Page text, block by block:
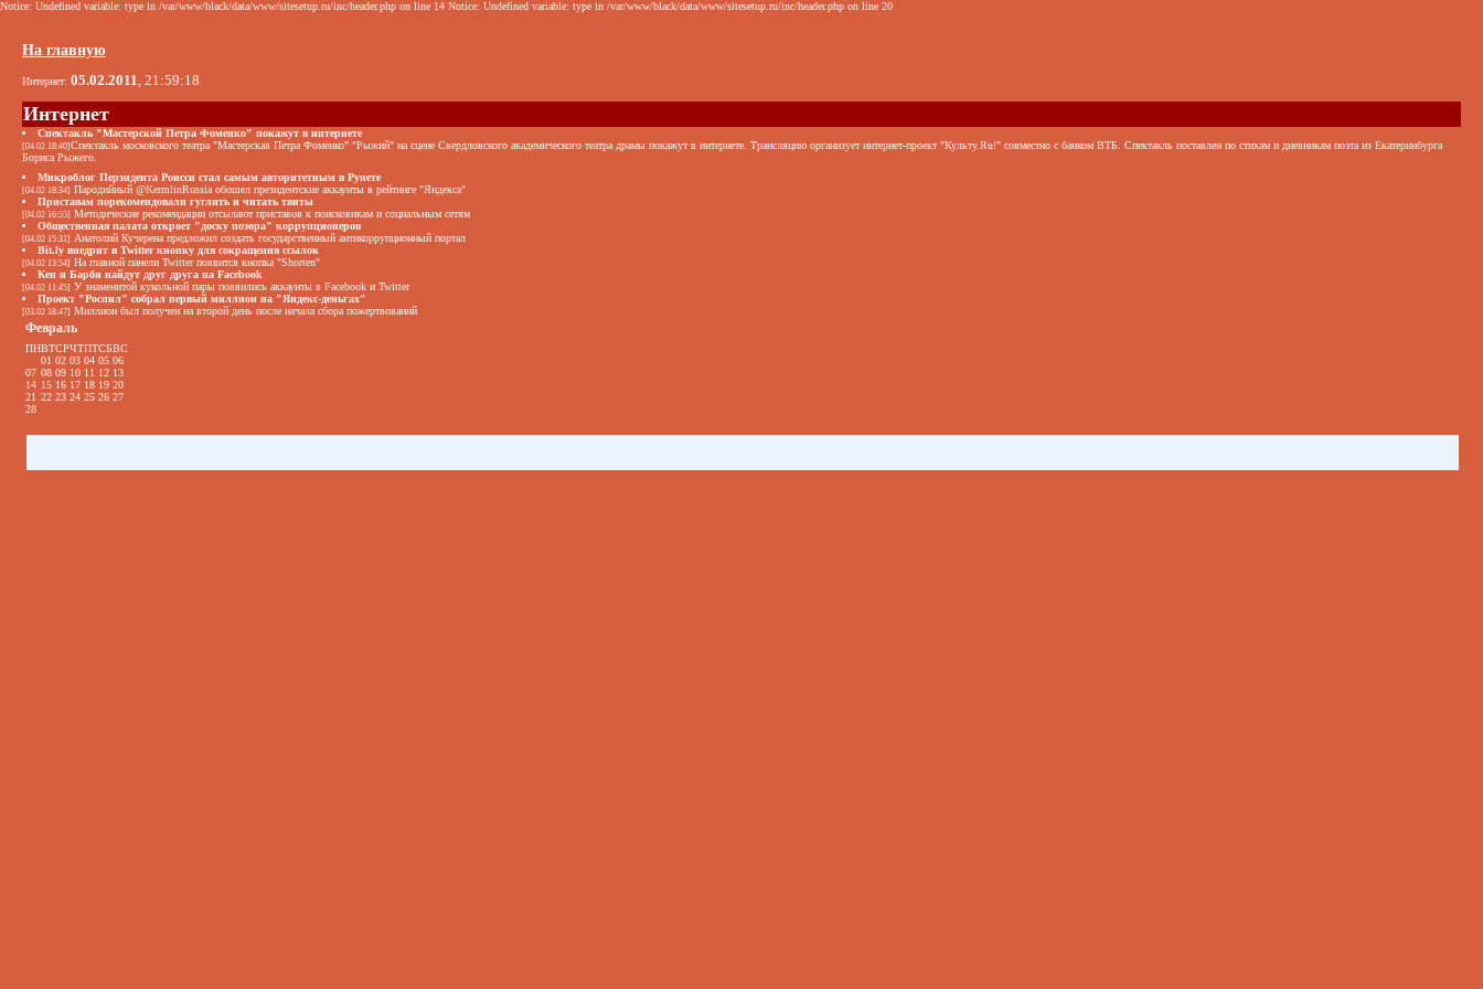
Notice: Undefined variable: type in /var/www/black/data/www/sitesetup.ru/inc/header.php on line 14 Notice: Undefined variable: type in /var/www/black/data/www/sitesetup.ru/inc/header.php on line 20
На главную
Интернет: 05.02.2011, 21:59:18
Интернет
Спектакль "Мастерской Петра Фоменко" покажут в интернете
[04.02 18:40]Спектакль московского театра "Мастерская Петра Фоменко" "Рыжий" на сцене Свердловского академического театра драмы покажут в интернете. Трансляцию организует интернет-проект "Культу.Ru!" совместно с банком ВТБ. Спектакль поставлен по стихам и дневникам поэта из Екатеринбурга
Бориса Рыжего.
Микроблог Перзидента Роисси стал самым авторитетным в Рунете
[04.02 18:34] Пародийный @KermlinRussia обошел президентские аккаунты в рейтинге "Яндекса"
Приставам порекомендовали гуглить и читать твиты
[04.02 16:55] Методические рекомендации отсылают приставов к поисковикам и социальным сетям
Общественная палата откроет "доску позора" коррупционеров
[04.02 15:31] Анатолий Кучерена предложил создать государственный антикоррупционный портал
Bit.ly внедрит в Twitter кнопку для сокращения ссылок
[04.02 13:54] На главной панели Twitter появится кнопка "Shorten"
Кен и Барби найдут друг друга на Facebook
[04.02 11:45] У знаменитой кукольной пары появились аккаунты в Facebook и Twitter
Проект "Роспил" собрал первый миллион на "Яндекс-деньгах"
[03.02 18:47] Миллион был получен на второй день после начала сбора пожертвований
Февраль
ПНВТСРЧТПТСБВС
01 02 03 04 05 06
07 08 09 10 11 12 13
14 15 16 17 18 19 20
21 22 23 24 25 26 27
28